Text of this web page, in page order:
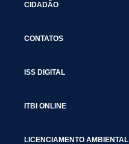
CIDADÃO
CONTATOS
ISS DIGITAL
ITBI ONLINE
LICENCIAMENTO AMBIENTAL